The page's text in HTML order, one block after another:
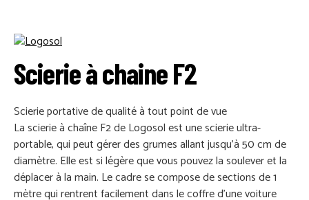
RÉPARATION
PIÈCES DÉTACHÉES
ACTUALITÉS
Scierie à chaine F2
Scierie portative de qualité à tout point de vue
La scierie à chaîne F2 de Logosol est une scierie ultra-
portable, qui peut gérer des grumes allant jusqu’à 50 cm de
diamètre. Elle est si légère que vous pouvez la soulever et la
déplacer à la main. Le cadre se compose de sections de 1
mètre qui rentrent facilement dans le coffre d’une voiture